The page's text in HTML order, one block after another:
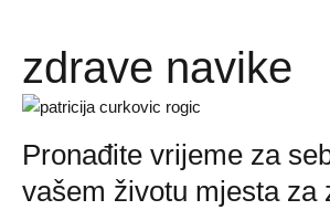
zdrave navike
Pronađite vrijeme za
vašem životu mjesta za